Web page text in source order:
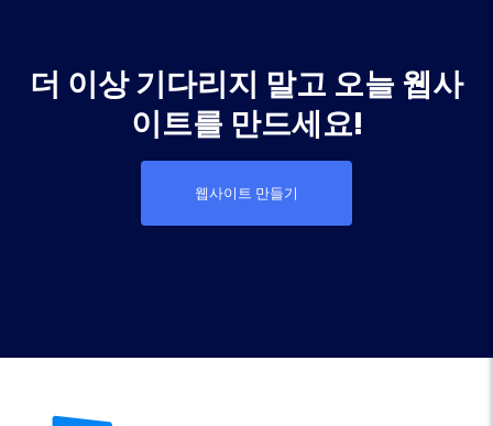
더 이상 기다리지 말고 오늘 웹사
이트를 만드세요!
웹사이트 만들기